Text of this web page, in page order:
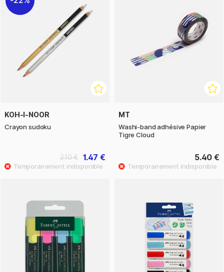
KOH-I-NOOR
Crayon sudoku
1.47 €
2.10 €
MT
Washi-band adhésive Papier
Tigre Cloud
5.40 €